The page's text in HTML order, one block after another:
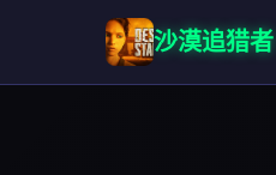
沙漠追猎